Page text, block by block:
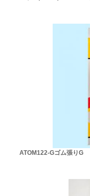
ATOM122-Gゴム張りG